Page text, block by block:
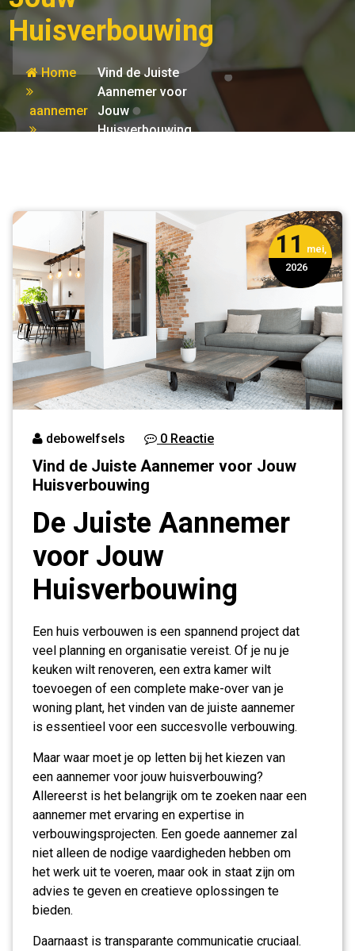
Huisverbouwing
Home
aannemer
Vind de Juiste
Aannemer voor
Jouw
Huisverbouwing
11
mei,
2026
debowelfsels 0 Reactie
Vind de Juiste Aannemer voor Jouw
Huisverbouwing
De Juiste Aannemer
voor Jouw
Huisverbouwing
Een huis verbouwen is een spannend project dat
veel planning en organisatie vereist. Of je nu je
keuken wilt renoveren, een extra kamer wilt
toevoegen of een complete make-over van je
woning plant, het vinden van de juiste aannemer
is essentieel voor een succesvolle verbouwing.
Maar waar moet je op letten bij het kiezen van
een aannemer voor jouw huisverbouwing?
Allereerst is het belangrijk om te zoeken naar een
aannemer met ervaring en expertise in
verbouwingsprojecten. Een goede aannemer zal
niet alleen de nodige vaardigheden hebben om
het werk uit te voeren, maar ook in staat zijn om
advies te geven en creatieve oplossingen te
bieden.
Daarnaast is transparante communicatie cruciaal.